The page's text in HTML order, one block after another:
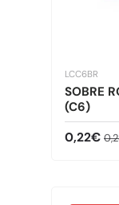
LCC6BR
SOBRE
(C6)
Precio
0,22€